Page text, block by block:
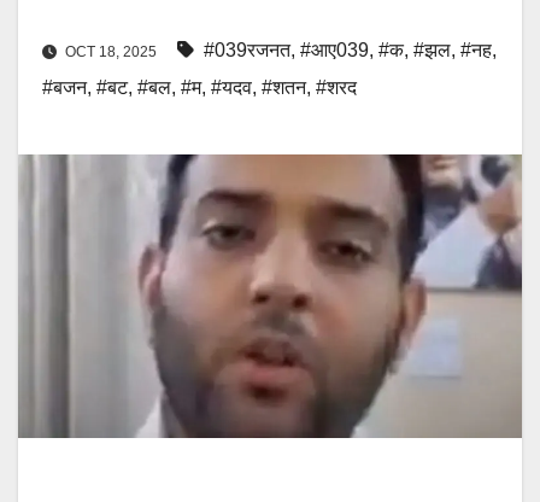
OCT 18, 2025 #039रजनत, #आए039, #क, #झल, #नह,
#बजन, #बट, #बल, #म, #यदव, #शतन, #शरद